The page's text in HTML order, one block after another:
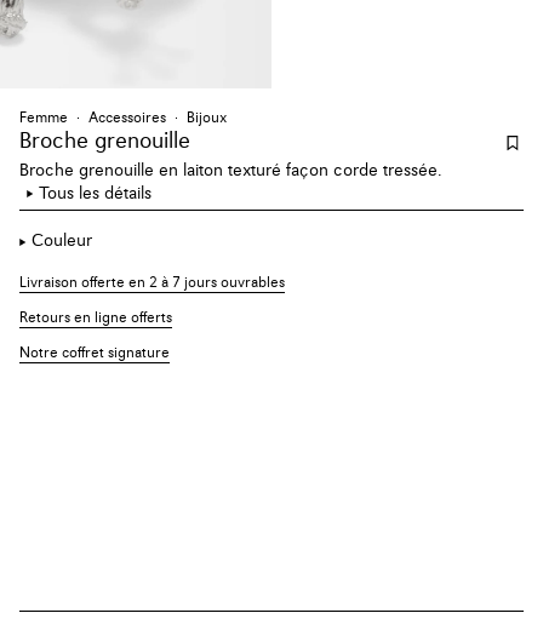
Femme Accessoires Bijoux
Broche grenouille
Broche grenouille en laiton texturé façon corde tressée.
Tous les détails
Couleur
Livraison offerte en 2 à 7 jours ouvrables
Retours en ligne offerts
Notre coffret signature